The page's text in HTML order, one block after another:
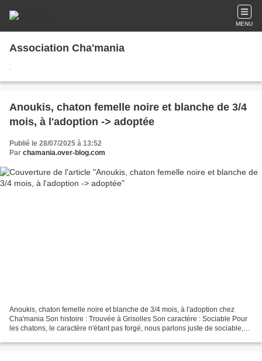
MENU
Association Cha'mania
.
Anoukis, chaton femelle noire et blanche de 3/4
mois, à l'adoption -> adoptée
Publié le 28/07/2025 à 13:52
Par chamania.over-blog.com
Anoukis, chaton femelle noire et blanche de 3/4 mois, à l'adoption chez
Cha'mania Son histoire : Trouvée à Grisolles Son caractère : Sociable Pour
les chatons, le caractère n'étant pas forgé, nous parlons juste de sociable,